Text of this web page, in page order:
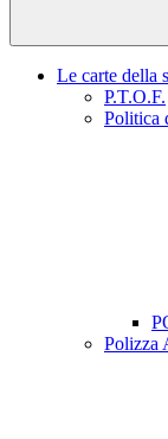
Le carte della
P.T.O.F.
Politica
Polizza